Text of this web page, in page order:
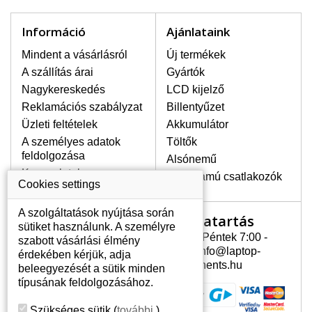
LEGMAGASABB MINŐSÉGŰ
LCD KIJELZŐ!
A raktáron csakis eredeti
kijelzőket tartunk, amelyek a
jótállás egész ideje alatt a pixelek
hibásodása nélkül, teljesítik az
A+ minőségi kategória igényes
HOGYAN TUDJA MEGÁLLAPÍTANI
MILYEN KIJELZŐ SZÜKSÉGES A
LAPTOPJÁHOZ?
A kijelzőt a laptop modeljle alapján lehet
kikeresni, amely megjelölés megtalálható
a laptop alulsó részén található címkén
vagy az akkumulátor alatt. Rendszerint
ábrázolva van egy keretben vagy a
billentyűzetnél a vázon is. Abban az
esetben, amennyiben a sérült vagy
megrepedt kijelző le van szerelve, a típus
Információ
Mindent a vásárlásról
A szállítás árai
Nagykereskedés
Reklamációs szabályzat
Üzleti feltételek
A személyes adatok
feldolgozása
Kapcsolatok
Ajánlataink
Új termékek
Gyártók
LCD kijelző
Billentyűzet
Akkumulátor
Töltők
Alsónemű
Erősáramú csatlakozók
Az Ön számlája
Az Ön számlája
Személyes információk
Címek
Nyitvatartás
Hétfõ - Péntek 7:00 -
15:30 info@laptop-
components.hu
Cookies settings
A szolgáltatások nyújtása során
sütiket használunk. A személyre
szabott vásárlási élmény
érdekében kérjük, adja
beleegyezését a sütik minden
típusának feldolgozásához.